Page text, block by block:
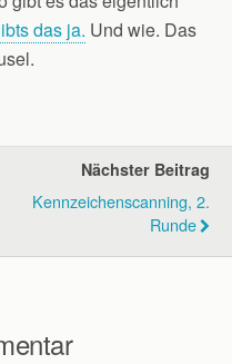
das ja. Und wie. Das
Nächster Beitrag
Kennzeichenscanning, 2.
Runde